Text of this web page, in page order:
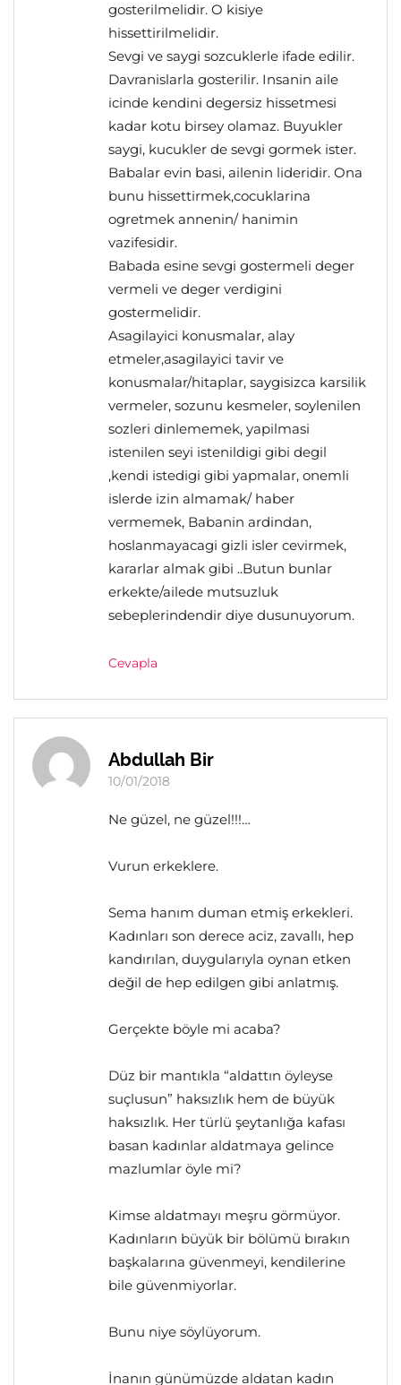
gosterilmelidir. O kisiye
hissettirilmelidir.
Sevgi ve saygi sozcuklerle ifade edilir.
Davranislarla gosterilir. Insanin aile
icinde kendini degersiz hissetmesi
kadar kotu birsey olamaz. Buyukler
saygi, kucukler de sevgi gormek ister.
Babalar evin basi, ailenin lideridir. Ona
bunu hissettirmek,cocuklarina
ogretmek annenin/ hanimin
vazifesidir.
Babada esine sevgi gostermeli deger
vermeli ve deger verdigini
gostermelidir.
Asagilayici konusmalar, alay
etmeler,asagilayici tavir ve
konusmalar/hitaplar, saygisizca karsilik
vermeler, sozunu kesmeler, soylenilen
sozleri dinlememek, yapilmasi
istenilen seyi istenildigi gibi degil
,kendi istedigi gibi yapmalar, onemli
islerde izin almamak/ haber
vermemek, Babanin ardindan,
hoslanmayacagi gizli isler cevirmek,
kararlar almak gibi ..Butun bunlar
erkekte/ailede mutsuzluk
sebeplerindendir diye dusunuyorum.
Cevapla
Abdullah Bir
10/01/2018
Ne güzel, ne güzel!!!…
Vurun erkeklere.
Sema hanım duman etmiş erkekleri.
Kadınları son derece aciz, zavallı, hep
kandırılan, duygularıyla oynan etken
değil de hep edilgen gibi anlatmış.
Gerçekte böyle mi acaba?
Düz bir mantıkla “aldattın öyleyse
suçlusun” haksızlık hem de büyük
haksızlık. Her türlü şeytanlığa kafası
basan kadınlar aldatmaya gelince
mazlumlar öyle mi?
Kimse aldatmayı meşru görmüyor.
Kadınların büyük bir bölümü bırakın
başkalarına güvenmeyi, kendilerine
bile güvenmiyorlar.
Bunu niye söylüyorum.
İnanın günümüzde aldatan kadın